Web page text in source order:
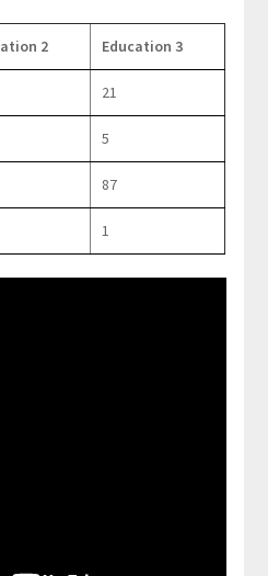
2 Education 3
21
5
87
1